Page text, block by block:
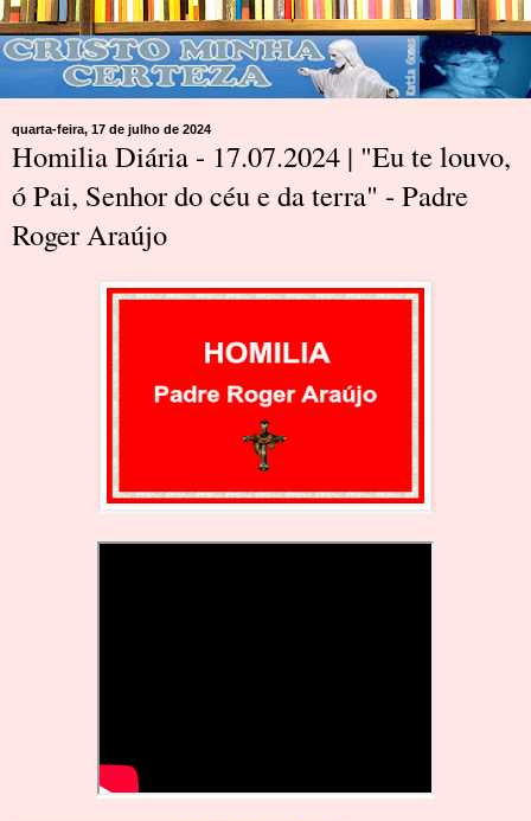
quarta-feira, 17 de julho de 2024
Homilia Diária - 17.07.2024 | "Eu te louvo,
ó Pai, Senhor do céu e da terra" - Padre
Roger Araújo